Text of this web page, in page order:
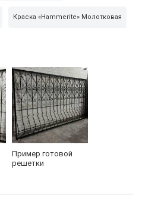
Краска «Hammerite» Молотковая
Пример готовой
решетки